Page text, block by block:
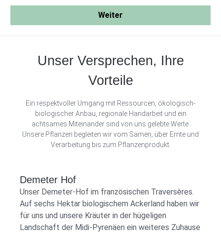
Weiter
Unser Versprechen, Ihre
Vorteile
Ein respektvoller Umgang mit Ressourcen, ökologisch-
biologischer Anbau, regionale Handarbeit und ein
achtsames Miteinander sind von uns gelebte Werte.
Unsere Pflanzen begleiten wir vom Samen, über Ernte und
Verarbeitung bis zum Pflanzenprodukt.
Demeter Hof
Unser Demeter-Hof im französischen Traversères.
Auf sechs Hektar biologischem Ackerland haben wir
für uns und unsere Kräuter in der hügeligen
Landschaft der Midi-Pyrenäen ein weiteres Zuhause